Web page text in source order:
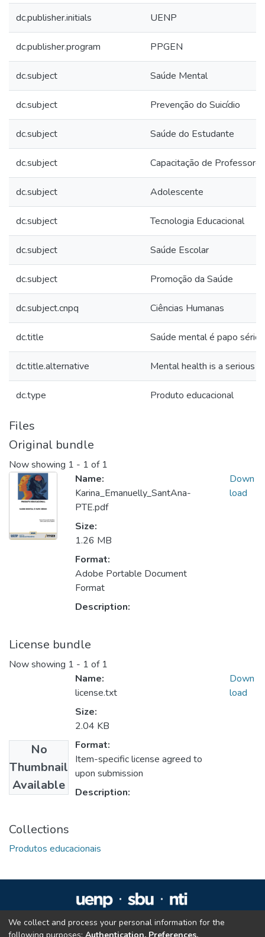
dc.publisher.initials UENP
dc.publisher.program PPGEN
dc.subject Saúde Mental
dc.subject Prevenção do Suicídio
dc.subject Saúde do Estudante
dc.subject Capacitação de Professores
dc.subject Adolescente
dc.subject Tecnologia Educacional
dc.subject Saúde Escolar
dc.subject Promoção da Saúde
dc.subject.cnpq Ciências Humanas
dc.title Saúde mental é papo sério!
dc.title.alternative Mental health is a serious
dc.type Produto educacional
Files
Original bundle
Now showing 1 - 1 of 1
Name:
Karina_Emanuelly_SantAna-
PTE.pdf
Size:
1.26 MB
Format:
Adobe Portable Document
Format
Description:
Down
load
License bundle
Now showing 1 - 1 of 1
No
Thumbnail
Available
Name:
license.txt
Size:
2.04 KB
Format:
Item-specific license agreed to
upon submission
Description:
Down
load
Collections
Produtos educacionais
Repositório Institucional da UENP
We collect and process your personal information for the